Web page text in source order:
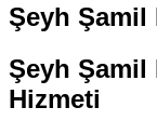
Şeyh Şamil
Şeyh Şamil
Hizmeti